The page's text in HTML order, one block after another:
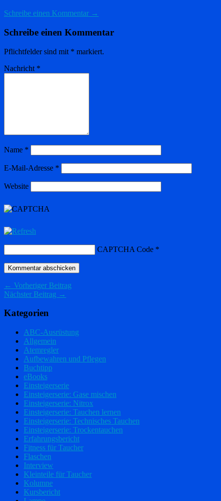
Schreibe einen Kommentar →
Schreibe einen Kommentar
Pflichtfelder sind mit * markiert.
Nachricht *
Name *
E-Mail-Adresse *
Website
CAPTCHA Code *
← Vorheriger Beitrag
Nächster Beitrag →
Kategorien
ABC-Ausrüstung
Allgemein
Atemregler
Aufbewahren und Pflegen
Buchtipp
eBooks
Einsteigerserie
Einsteigerserie: Gase mischen
Einsteigerserie: Nitrox
Einsteigerserie: Tauchen lernen
Einsteigerserie: Technisches Tauchen
Einsteigerserie: Trockentauchen
Erfahrungsbericht
Fitness für Taucher
Flaschen
Interview
Kleinteile für Taucher
Kolumne
Kursbericht